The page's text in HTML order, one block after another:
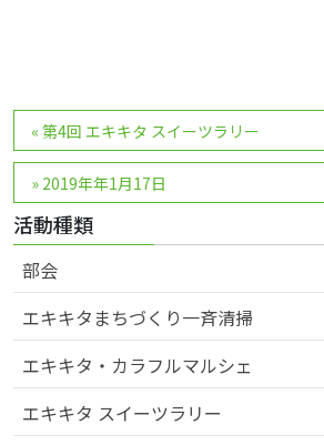
投
稿
ナ
ビ
ゲ
ー
シ
ョ
ン
« 第4回 エキキタ スイーツラリー
» 2019年年1月17日
活動種類
部会
エキキタまちづくり一斉清掃
エキキタ・カラフルマルシェ
エキキタ スイーツラリー